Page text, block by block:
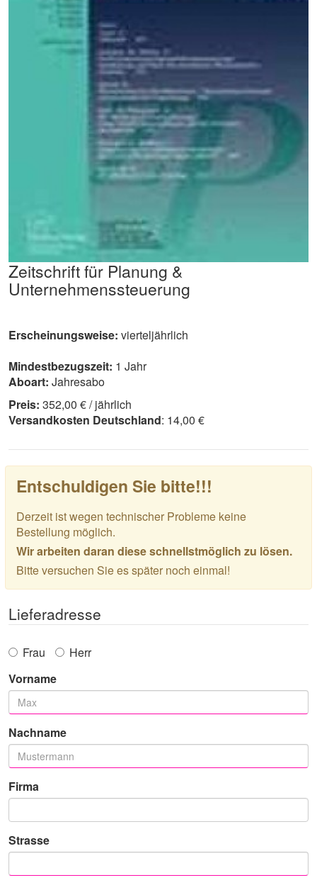
Zeitschrift für Planung &
Unternehmenssteuerung
Erscheinungsweise: vierteljährlich
Mindestbezugszeit: 1 Jahr
Aboart: Jahresabo
Preis: 352,00 € / jährlich
Versandkosten Deutschland: 14,00 €
Entschuldigen Sie bitte!!!
Derzeit ist wegen technischer Probleme keine
Bestellung möglich.
Wir arbeiten daran diese schnellstmöglich zu lösen.
Bitte versuchen Sie es später noch einmal!
Lieferadresse
Frau
Herr
Vorname
Nachname
Firma
Strasse